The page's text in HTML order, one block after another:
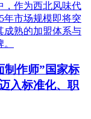
，作为西北风味代
年市场规模即将突
成熟的加盟体系与
制作师”国家标
入标准化、职